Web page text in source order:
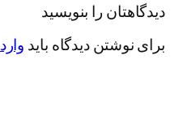
دیدگاهتان را بنویسید
برای نوشتن دیدگاه باید